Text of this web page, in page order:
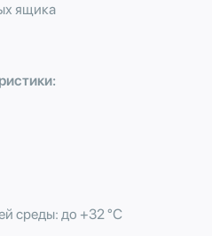
ящика
среды: до +32 °С